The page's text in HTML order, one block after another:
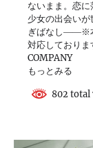
ないまま。恋
少女の出会い
ぎばなし――※
対応しており
COMPANY
もっとみる
802 total